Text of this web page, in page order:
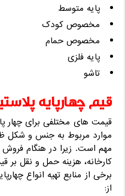
پایه متوسط
مخصوص کودک
مخصوص حمام
پایه فلزی
تاشو
قیم چهارپایه
قیمت های مختلفی برای چهار
موارد مربوط به جنس و شکل
مهم است. زیرا در هنگام
کارخانه، هزینه حمل و نقل بر
برخی از منابع تهیه انواع
از: